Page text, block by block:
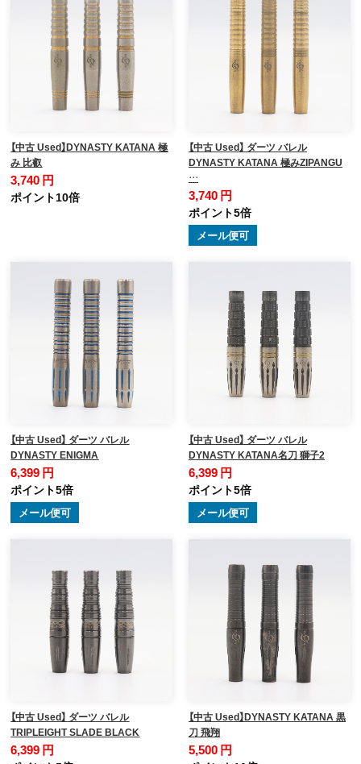
【中古 Used】DYNASTY KATANA 極
み 比叡
3,740 円
ポイント10倍
【中古 Used】 ダーツ バレル
DYNASTY KATANA 極みZIPANGU
…
3,740 円
ポイント5倍
メール便可
【中古 Used】 ダーツ バレル
DYNASTY ENIGMA
6,399 円
ポイント5倍
メール便可
【中古 Used】 ダーツ バレル
DYNASTY KATANA名刀 獅子2
6,399 円
ポイント5倍
メール便可
【中古 Used】 ダーツ バレル
TRIPLEIGHT SLADE BLACK
6,399 円
【中古 Used】DYNASTY KATANA 黒
刀 飛翔
5,500 円